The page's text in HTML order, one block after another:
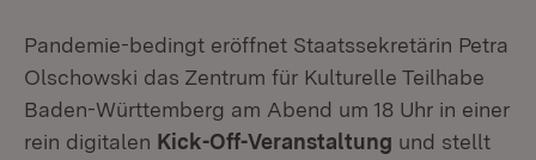
Pandemie-bedingt eröffnet Staatssekretärin Petra
Olschowski das Zentrum für Kulturelle Teilhabe
Baden-Württemberg am Abend um 18 Uhr in einer
rein digi­talen Kick-Off-Veranstaltung und stellt